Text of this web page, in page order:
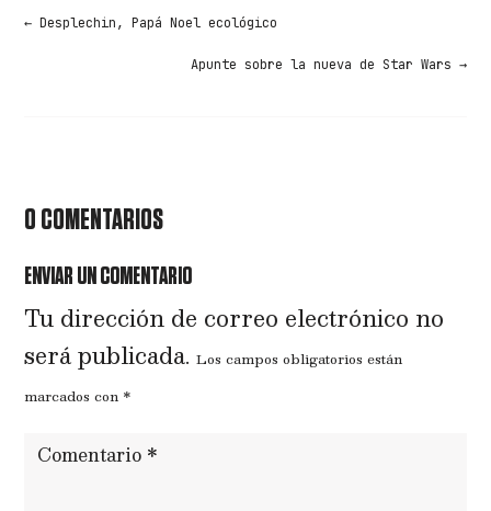
←Desplechin, Papá Noel ecológico
Apunte sobre la nueva de Star Wars →
0 COMENTARIOS
ENVIAR UN COMENTARIO
Tu dirección de correo electrónico no
será publicada. Los campos obligatorios están
marcados con *